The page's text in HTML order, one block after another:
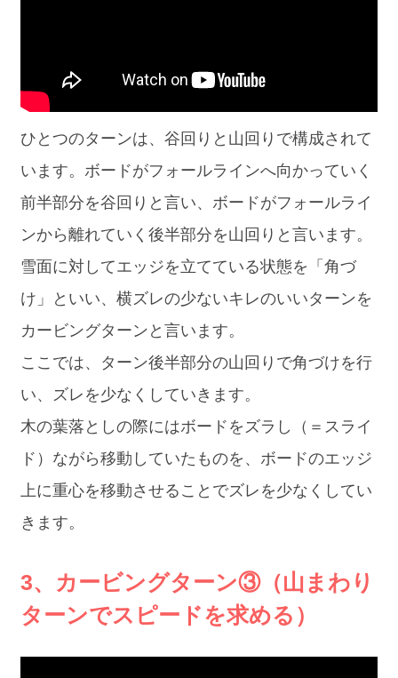
ひとつのターンは、谷回りと山回りで構成されて
います。ボードがフォールラインへ向かっていく
前半部分を谷回りと言い、ボードがフォールライ
ンから離れていく後半部分を山回りと言います。
雪面に対してエッジを立てている状態を「角づ
け」といい、横ズレの少ないキレのいいターンを
カービングターンと言います。
ここでは、ターン後半部分の山回りで角づけを行
い、ズレを少なくしていきます。
木の葉落としの際にはボードをズラし（＝スライ
ド）ながら移動していたものを、ボードのエッジ
上に重心を移動させることでズレを少なくしてい
きます。
3、カービングターン③（山まわり
ターンでスピードを求める）